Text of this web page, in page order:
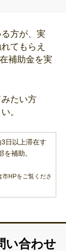
方が、実
てもらえ
補助金を実
たい方
。
日以上滞在す
補助。
HPをご覧くださ
い合わせ